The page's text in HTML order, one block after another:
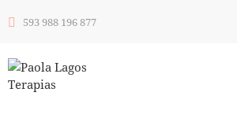
593 988 196 877